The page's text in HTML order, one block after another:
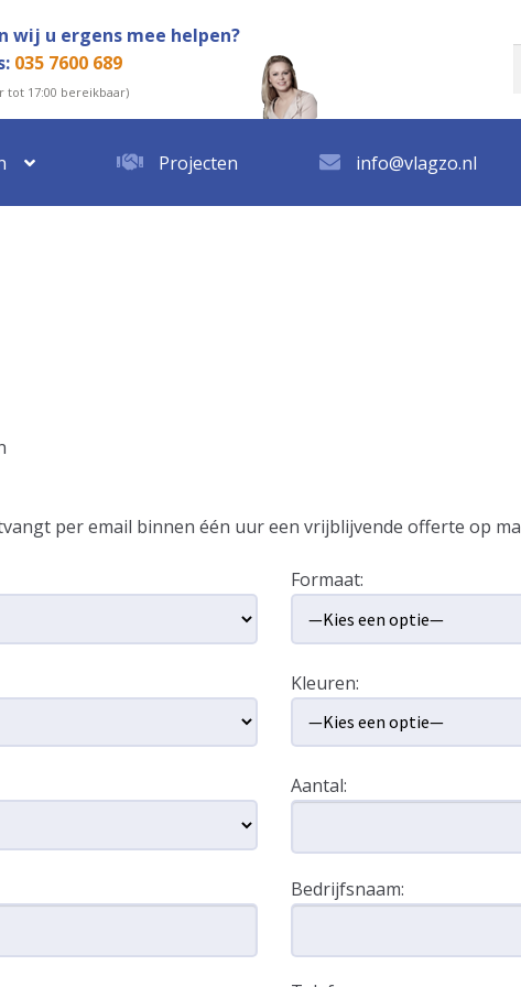
wij u ergens mee helpen?
035 7600 689
tot 17:00 bereikbaar)
Projecten info@vlagzo.nl
per email binnen één uur een vrijblijvende offerte op
Formaat:
Kleuren:
Aantal:
Bedrijfsnaam: